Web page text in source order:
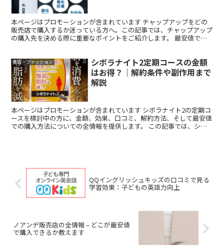
本ページはプロモーションが含まれています チャップアップをどの
販売店で購入するか迷っている方へ。この記事では、チャップアップ
の購入先を決める際に重要なポイントをご紹介します。 最安値で購
美容・ファッション
シボラナイト2定期コースの金額
はお得？｜解約条件や副作用まで
解説
本ページはプロモーションが含まれています シボラナイト2の定期コ
ースを検討中の方に、金額、効果、口コミ、解約方法、そして最安値
での購入方法についての全情報を提供します。 この記事では、シボ
QQイングリッシュキッズの口コミで見る
学習効果：子どもの英語力向上
ノアンデ販売店の全情報 – どこが最安値
で購入できるか教えます